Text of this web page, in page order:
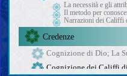
La necessità e gli
Il metodo per
Narrazioni dei Califfi
Credenze
Cognizione di Dio; La
Cognizione dei Califfi